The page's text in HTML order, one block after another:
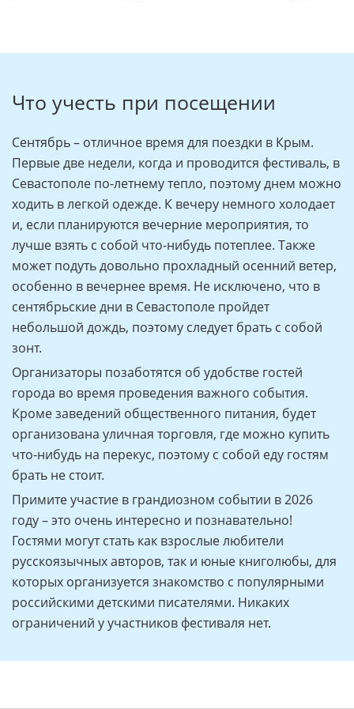
Что учесть при посещении
Сентябрь – отличное время для поездки в Крым.
Первые две недели, когда и проводится фестиваль, в
Севастополе по-летнему тепло, поэтому днем можно
ходить в легкой одежде. К вечеру немного холодает
и, если планируются вечерние мероприятия, то
лучше взять с собой что-нибудь потеплее. Также
может подуть довольно прохладный осенний ветер,
особенно в вечернее время. Не исключено, что в
сентябрьские дни в Севастополе пройдет
небольшой дождь, поэтому следует брать с собой
зонт.
Организаторы позаботятся об удобстве гостей
города во время проведения важного события.
Кроме заведений общественного питания, будет
организована уличная торговля, где можно купить
что-нибудь на перекус, поэтому с собой еду гостям
брать не стоит.
Примите участие в грандиозном событии в 2026
году – это очень интересно и познавательно!
Гостями могут стать как взрослые любители
русскоязычных авторов, так и юные книголюбы, для
которых организуется знакомство с популярными
российскими детскими писателями. Никаких
ограничений у участников фестиваля нет.